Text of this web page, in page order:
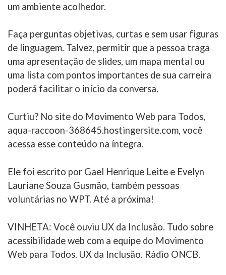
um ambiente acolhedor.
Faça perguntas objetivas, curtas e sem usar figuras
de linguagem. Talvez, permitir que a pessoa traga
uma apresentação de slides, um mapa mental ou
uma lista com pontos importantes de sua carreira
poderá facilitar o início da conversa.
Curtiu? No site do Movimento Web para Todos,
aqua-raccoon-368645.hostingersite.com, você
acessa esse conteúdo na íntegra.
Ele foi escrito por Gael Henrique Leite e Evelyn
Lauriane Souza Gusmão, também pessoas
voluntárias no WPT. Até a próxima!
VINHETA: Você ouviu UX da Inclusão. Tudo sobre
acessibilidade web com a equipe do Movimento
Web para Todos. UX da Inclusão. Rádio ONCB.